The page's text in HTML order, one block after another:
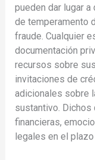
pueden dar lugar
de temperamento
fraude. Cualquier
documentación
recursos sobre
invitaciones de
adicionales sobre
sustantivo.
financieras,
legales en el